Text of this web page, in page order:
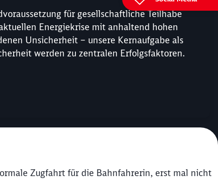
für gesellschaftliche Teilhabe
Energiekrise mit anhaltend hohen
Unsicherheit – unsere Kernaufgabe als
werden zu zentralen Erfolgsfaktoren.
Zugfahrt für die Bahnfahrerin, erst mal nicht